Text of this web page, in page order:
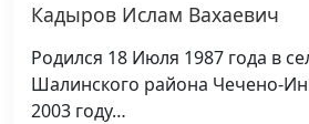
Кадыров Ислам Вахаевич
Родился 18 Июля 1987 года в
Шалинского района Чечено-
2003 году…